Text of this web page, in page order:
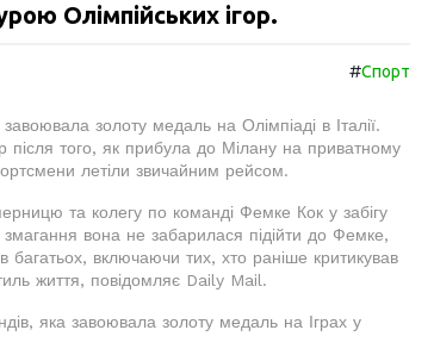
Олімпійських ігор.
#Спорт
золоту медаль на Олімпіаді в Італії.
після того, як прибула до Мілану на приватному
летіли звичайним рейсом.
та колегу по команді Фемке Кок у забігу
вона не забарилася підійти до Фемке,
багатьох, включаючи тих, хто раніше критикував
життя, повідомляє Daily Mail.
яка завоювала золоту медаль на Іграх у